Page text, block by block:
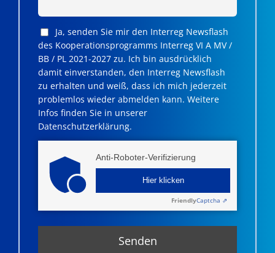
Ja, senden Sie mir den Interreg Newsflash
des Kooperationsprogramms Interreg VI A MV /
BB / PL 2021-2027 zu. Ich bin ausdrücklich
damit einverstanden, den Interreg Newsflash
zu erhalten und weiß, dass ich mich jederzeit
problemlos wieder abmelden kann. Weitere
Infos finden Sie in unserer
Datenschutzerklärung.
Anti-Roboter-Verifizierung
Hier klicken
FriendlyCaptcha ⇗